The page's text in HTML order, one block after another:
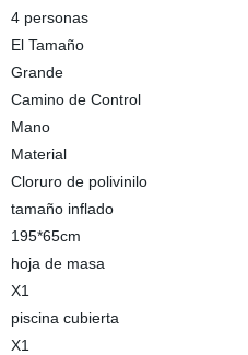
4 personas
El Tamaño
Grande
Camino de Control
Mano
Material
Cloruro de polivinilo
tamaño inflado
195*65cm
hoja de masa
X1
piscina cubierta
X1